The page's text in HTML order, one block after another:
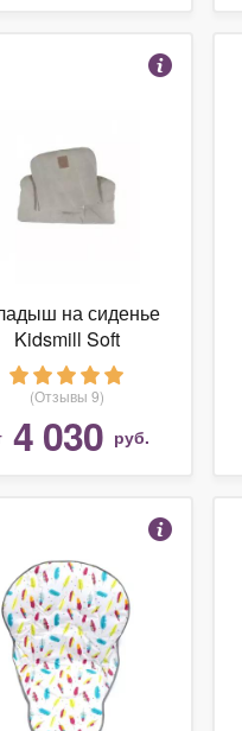
на сиденье
Kidsmill Soft
(Отзывы 9)
4 030 руб.